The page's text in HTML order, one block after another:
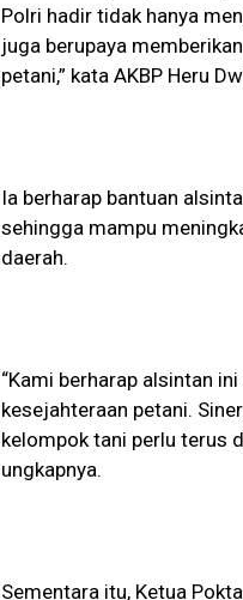
Polri hadir tidak hanya
juga berupaya
petani,” kata AKBP Heru
Ia berharap bantuan
sehingga mampu
daerah.
“Kami berharap alsintan
kesejahteraan petani.
kelompok tani perlu terus
ungkapnya.
Sementara itu, Ketua